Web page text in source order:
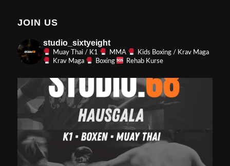
JOIN US
studio_sixtyeight
Muay Thai / K1 MMA
Kids Boxing / Krav Maga
Krav Maga
Boxing Rehab Kurse